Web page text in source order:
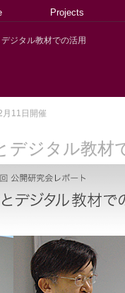
Projects
ジタル教材での活用
11日開催
デジタル教材